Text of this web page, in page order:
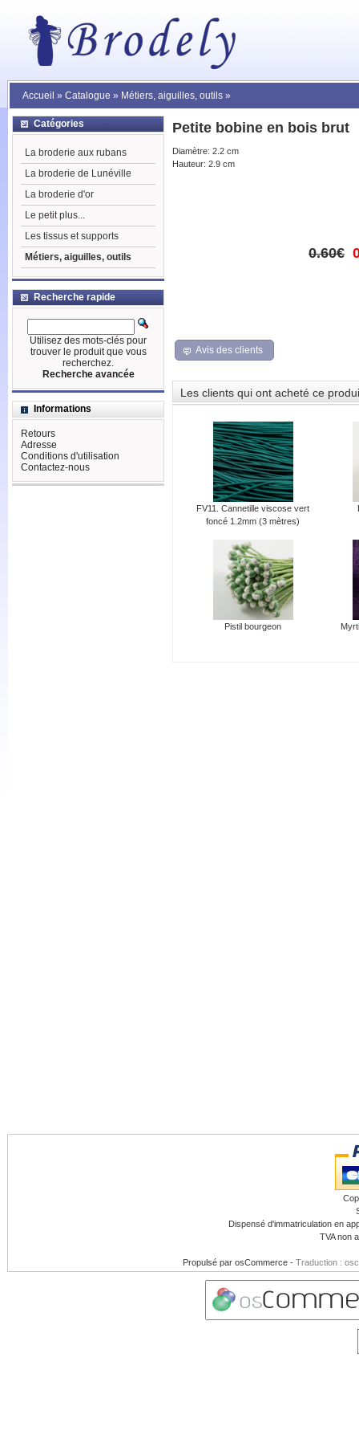
Accueil » Catalogue » Métiers, aiguilles, outils »
Petite bobine en bois brut
Diamètre: 2.2 cm
Hauteur: 2.9 cm
0.60€
Avis des clients
Les clients qui ont acheté ce
FV11. Cannetille viscose vert
foncé 1.2mm (3 mètres)
Pistil bourgeon
Catégories
La broderie aux rubans
La broderie de Lunéville
La broderie d'or
Le petit plus...
Les tissus et supports
Métiers, aiguilles, outils
Recherche rapide
Utilisez des mots-clés pour
trouver le produit que vous
recherchez.
Recherche avancée
Informations
Retours
Adresse
Conditions d'utilisation
Contactez-nous
Dispensé d'immatriculation en
TVA non
Propulsé par osCommerce - Traduction :